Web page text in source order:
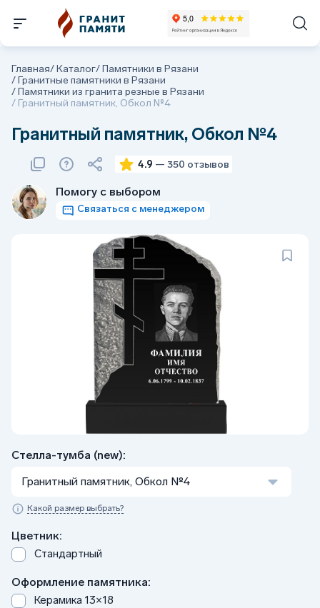
Главная/Каталог/Памятники в Рязани
/Гранитные памятники в Рязани
/Памятники из гранита резные в Рязани
/ Гранитный памятник, Обкол №4
Гранитный памятник, Обкол №4
4.9 — 350 отзывов
Помогу с выбором
Связаться с менеджером
Стелла-тумба (new):
Гранитный памятник, Обкол №4
Какой размер выбрать?
Цветник:
Стандартный
Оформление памятника:
Керамика 13×18